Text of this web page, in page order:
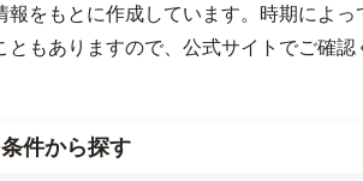
をもとに作成しています。時期によ
もありますので、公式サイトでご確認
件から探す